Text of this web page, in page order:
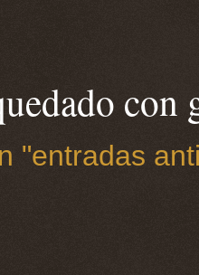
con
"entradas